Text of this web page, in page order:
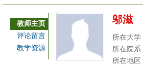
bbccccdddeeexcareplacezo
h key98991 methodmultiply
x9899197996xxca
1dfbthisxca
9899197996 xca
AAABBBCCCdefine
教师主页
评论留言
教学资源
邬滋
所在大学
所在院系
所在地区